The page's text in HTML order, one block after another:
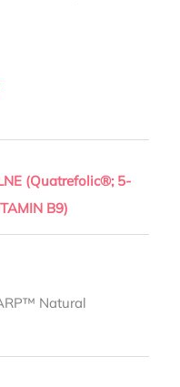
(Quatrefolic®; 5-
B9)
Natural